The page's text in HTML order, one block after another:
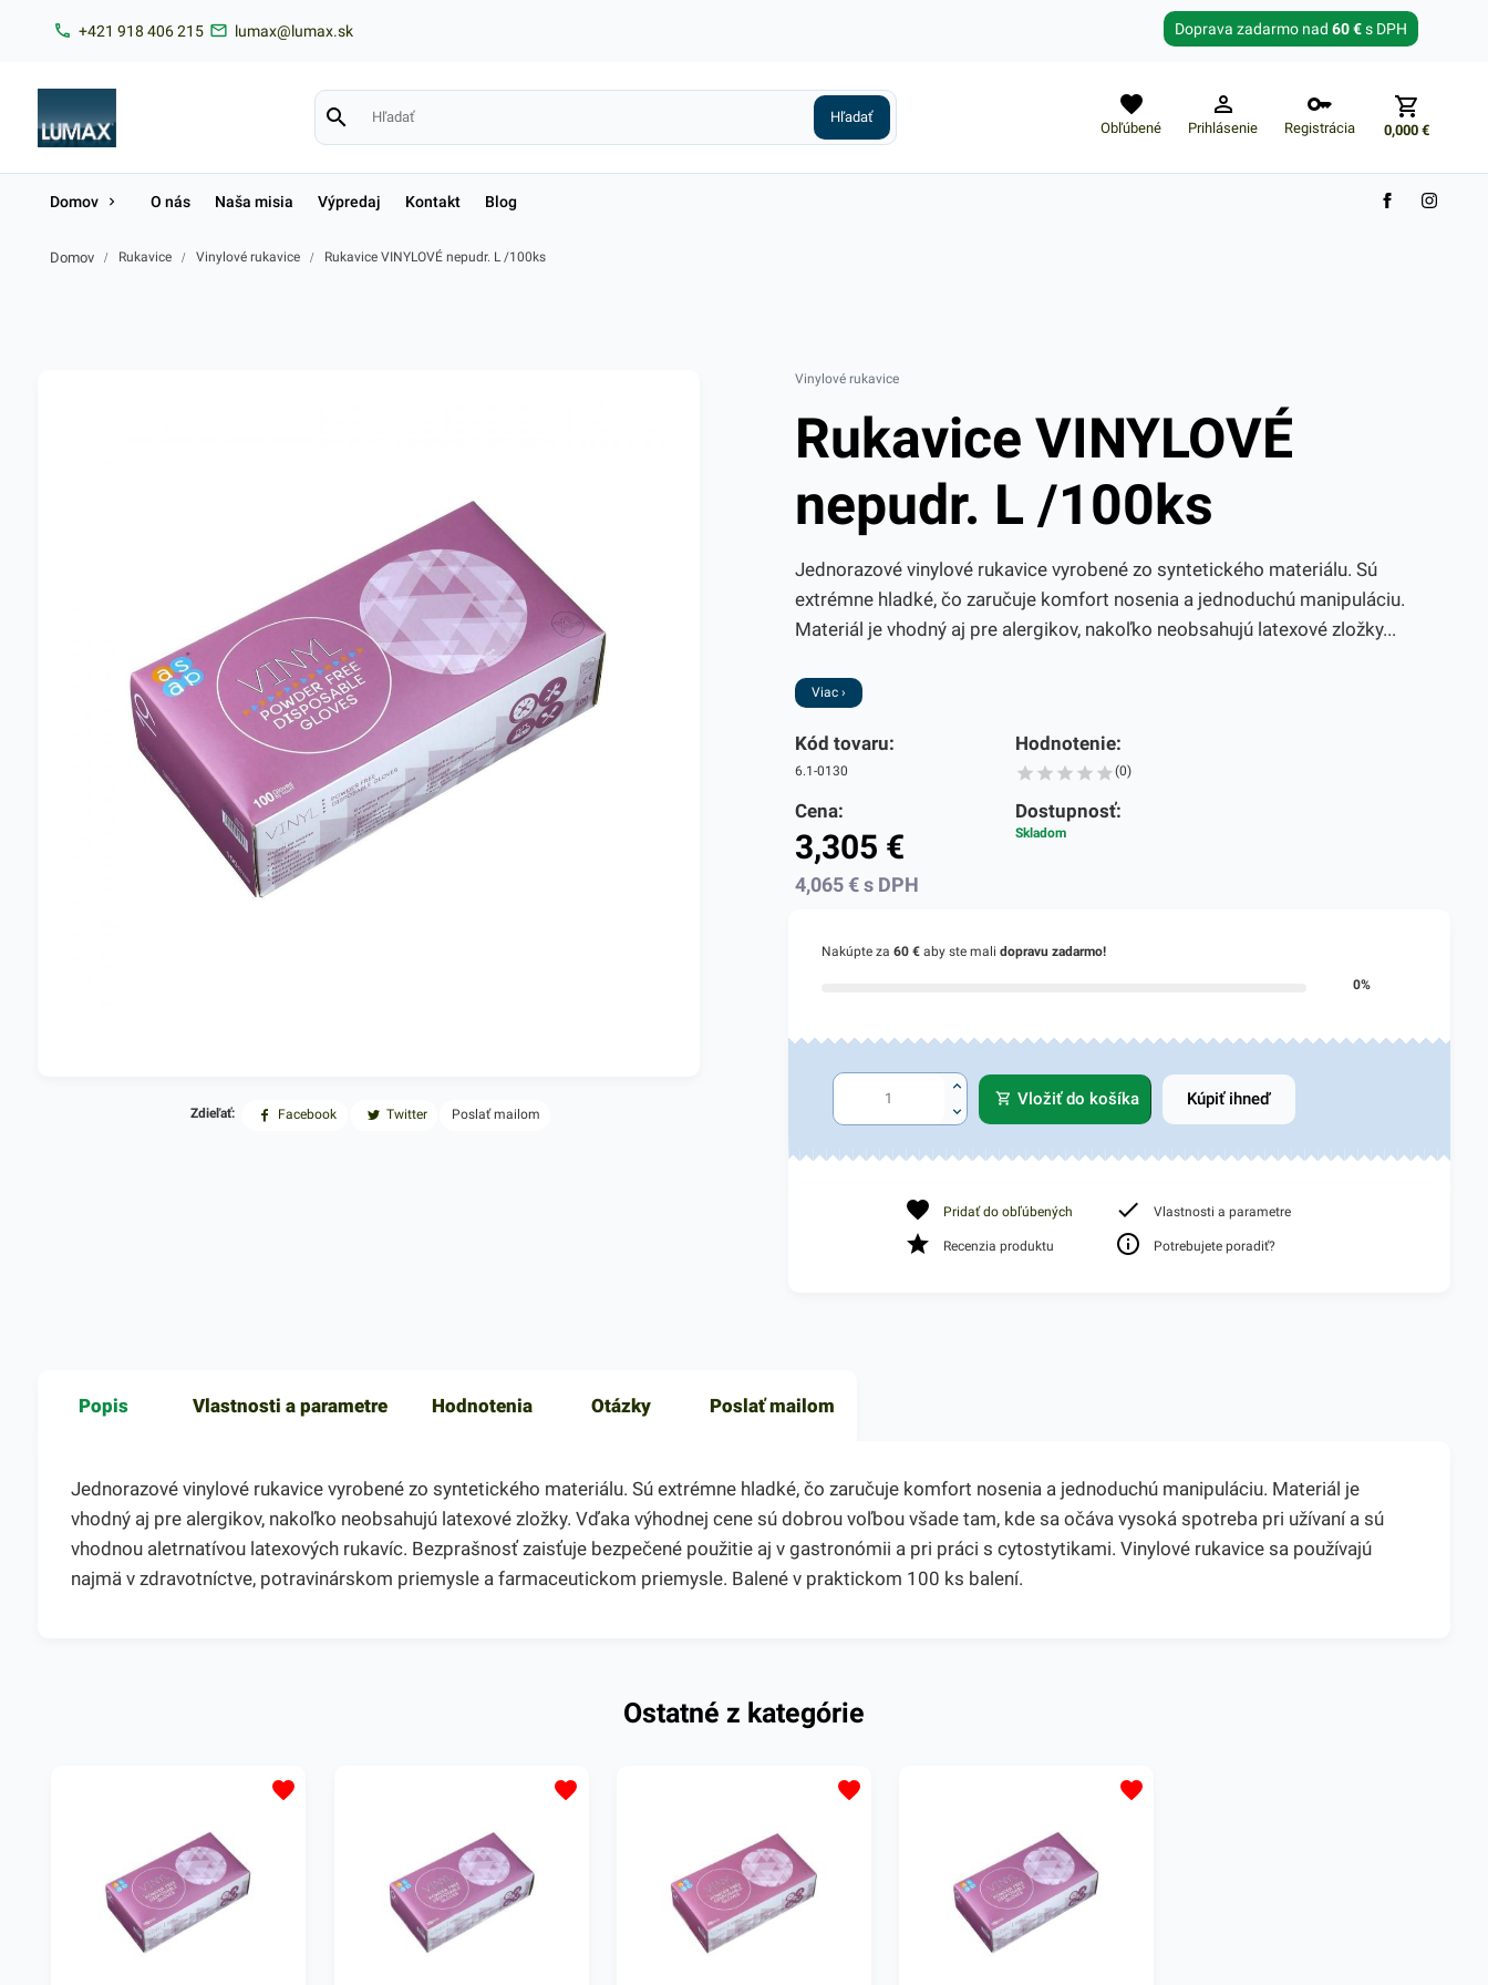
+421 918 406 215 lumax@lumax.sk Doprava zadarmo nad 60 €s DPH
Obľúbené Prihlásenie Registrácia 0,000€
Zabudnuté heslo?
Domov O nás Naša misia Výpredaj Kontakt Blog
Domov / Rukavice / Vinylové rukavice / Rukavice VINYLOVÉ nepudr. L /100ks
Zdieľať: Facebook Twitter Poslať mailom
Vinylové rukavice
Rukavice VINYLOVÉ
nepudr. L /100ks
Jednorazové vinylové rukavice vyrobené zo syntetického materiálu. Sú
extrémne hladké, čo zaručuje komfort nosenia a jednoduchú manipuláciu.
Materiál je vhodný aj pre alergikov, nakoľko neobsahujú latexové zložky...
Viac ›
Kód tovaru:
6.1-0130
Hodnotenie:
(0)
Cena:
3,305 €
4,065€s DPH
Dostupnosť:
Skladom
Nakúpte za 60 €aby ste mali dopravu zadarmo!
0%
Vložiť do košíka Kúpiť ihneď
Pridať do obľúbených Vlastnosti a parametre
Recenzia produktu Potrebujete poradiť?
Popis Vlastnosti a parametre Hodnotenia Otázky Poslať mailom
Jednorazové vinylové rukavice vyrobené zo syntetického materiálu. Sú extrémne hladké, čo zaručuje komfort nosenia a jednoduchú manipuláciu. Materiál je
vhodný aj pre alergikov, nakoľko neobsahujú latexové zložky. Vďaka výhodnej cene sú dobrou voľbou všade tam, kde sa očáva vysoká spotreba pri užívaní a sú
vhodnou aletrnatívou latexových rukavíc. Bezprašnosť zaisťuje bezpečené použitie aj v gastronómii a pri práci s cytostytikami. Vinylové rukavice sa používajú
najmä v zdravotníctve, potravinárskom priemysle a farmaceutickom priemysle. Balené v praktickom 100 ks balení.
Ostatné z kategórie